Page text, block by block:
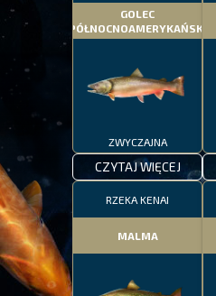
GOLEC
PÓŁNOCNOAMERYKAŃSKI
ZWYCZAJNA
CZYTAJ WIĘCEJ
RZEKA KENAI
MALMA